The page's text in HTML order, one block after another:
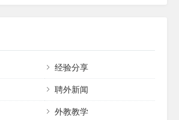
积累，我们构建了众多国内外招聘平台，并
衍生出丰富的精英人脉资源，形成了一座庞
大的人才数据库。我们...
道。我们为各类培训学校、幼儿园、早教中
心、公立学校及大学等教育机构提供了高品
质的外籍人才服务，获得了广泛好评。麦凯
乔文化传播公司，始终秉持专业、高效、贴
经验分享
聘外新闻
外教教学